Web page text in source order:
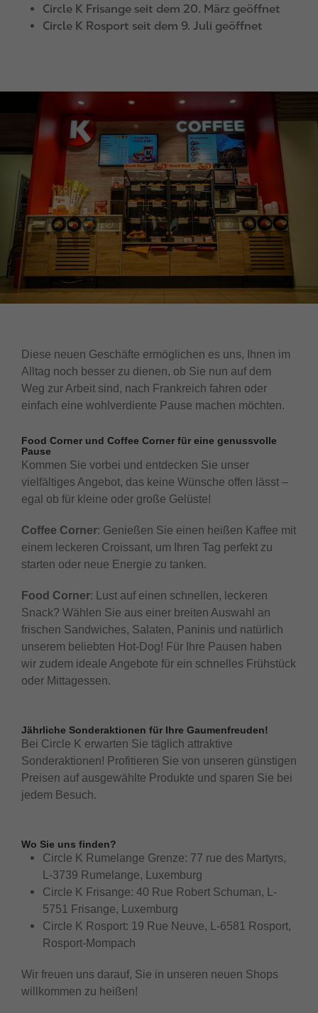
Circle K Frisange seit dem 20. März geöffnet
Circle K Rosport seit dem 9. Juli geöffnet
Diese neuen Geschäfte ermöglichen es uns, Ihnen im
Alltag noch besser zu dienen, ob Sie nun auf dem
Weg zur Arbeit sind, nach Frankreich fahren oder
einfach eine wohlverdiente Pause machen möchten.
Food Corner und Coffee Corner für eine genussvolle
Pause
Kommen Sie vorbei und entdecken Sie unser
vielfältiges Angebot, das keine Wünsche offen lässt –
egal ob für kleine oder große Gelüste!
Coffee Corner: Genießen Sie einen heißen Kaffee mit
einem leckeren Croissant, um Ihren Tag perfekt zu
starten oder neue Energie zu tanken.
Food Corner: Lust auf einen schnellen, leckeren
Snack? Wählen Sie aus einer breiten Auswahl an
frischen Sandwiches, Salaten, Paninis und natürlich
unserem beliebten Hot-Dog! Für Ihre Pausen haben
wir zudem ideale Angebote für ein schnelles Frühstück
oder Mittagessen.
Jährliche Sonderaktionen für Ihre Gaumenfreuden!
Bei Circle K erwarten Sie täglich attraktive
Sonderaktionen! Profitieren Sie von unseren günstigen
Preisen auf ausgewählte Produkte und sparen Sie bei
jedem Besuch.
Wo Sie uns finden?
Circle K Rumelange Grenze: 77 rue des Martyrs,
L-3739 Rumelange, Luxemburg
Circle K Frisange: 40 Rue Robert Schuman, L-
5751 Frisange, Luxemburg
Circle K Rosport: 19 Rue Neuve, L-6581 Rosport,
Rosport-Mompach
Wir freuen uns darauf, Sie in unseren neuen Shops
willkommen zu heißen!